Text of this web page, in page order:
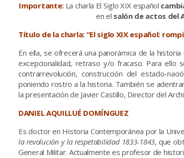
Importante: La charla El Siglo XIX español
en el salón de actos del
Título de la charla: “El siglo XIX español:
En ella, se ofrecerá una panorámica de la
excepcionalidad, retraso y/o fracaso. Para ello
contrarrevolución, construcción del estado-
poniendo rostro a la historia. También se
la presentación de Javier Castillo, Director del
DANIEL AQUILLUÉ DOMÍNGUEZ
Es doctor en Historia Contemporánea por la
la revolución y la respetabilidad 1833-1843, que
General Militar. Actualmente es profesor de